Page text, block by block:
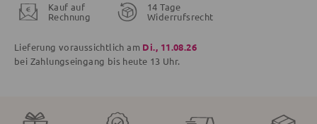
Kauf auf
Rechnung
14 Tage
Widerrufsrecht
Lieferung voraussichtlich am Di., 11.08.26
bei Zahlungseingang bis heute 13 Uhr.